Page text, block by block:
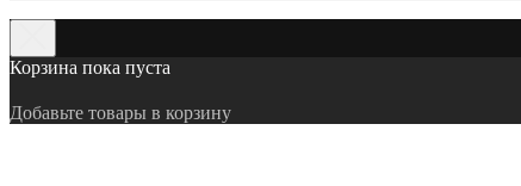
Корзина пока пуста
Добавьте товары в корзину